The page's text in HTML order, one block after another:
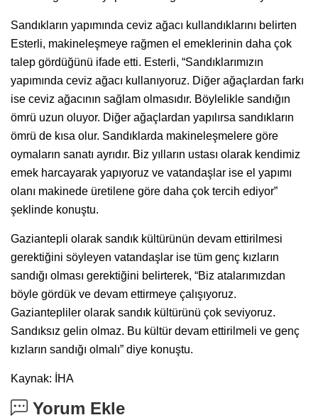
Sandıkların yapımında ceviz ağacı kullandıklarını belirten
Esterli, makineleşmeye rağmen el emeklerinin daha çok
talep gördüğünü ifade etti. Esterli, “Sandıklarımızın
yapımında ceviz ağacı kullanıyoruz. Diğer ağaçlardan farkı
ise ceviz ağacının sağlam olmasıdır. Böylelikle sandığın
ömrü uzun oluyor. Diğer ağaçlardan yapılırsa sandıkların
ömrü de kısa olur. Sandıklarda makineleşmelere göre
oymaların sanatı ayrıdır. Biz yılların ustası olarak kendimiz
emek harcayarak yapıyoruz ve vatandaşlar ise el yapımı
olanı makinede üretilene göre daha çok tercih ediyor”
şeklinde konuştu.
Gaziantepli olarak sandık kültürünün devam ettirilmesi
gerektiğini söyleyen vatandaşlar ise tüm genç kızların
sandığı olması gerektiğini belirterek, “Biz atalarımızdan
böyle gördük ve devam ettirmeye çalışıyoruz.
Gaziantepliler olarak sandık kültürünü çok seviyoruz.
Sandıksız gelin olmaz. Bu kültür devam ettirilmeli ve genç
kızların sandığı olmalı” diye konuştu.
Kaynak: İHA
Yorum Ekle